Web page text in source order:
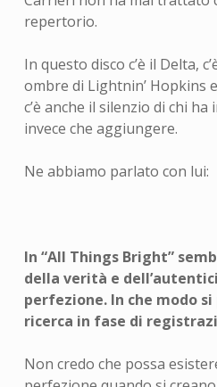
repertorio.
In questo disco c’è il Delta,
ombre di Lightnin’ Hopkins
c’è anche il silenzio di chi
invece che aggiungere.
Ne abbiamo parlato con lui:
In “All Things Bright”
della verità e
perfezione. In che modo
ricerca in fase di
Non credo che possa